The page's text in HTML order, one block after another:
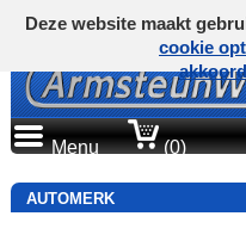
Menu (0)
AUTOMERK
Deze website maakt
cookie